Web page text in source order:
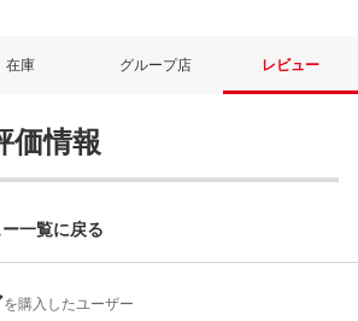
在庫 グループ店 レビュー
価情報
一覧に戻る
を購入したユーザー